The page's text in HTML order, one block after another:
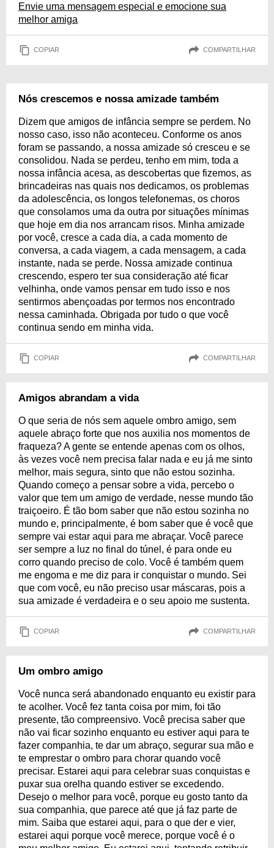
Envie uma mensagem especial e emocione sua
melhor amiga
COPIAR COMPARTILHAR
Nós crescemos e nossa amizade também
Dizem que amigos de infância sempre se perdem. No
nosso caso, isso não aconteceu. Conforme os anos
foram se passando, a nossa amizade só cresceu e se
consolidou. Nada se perdeu, tenho em mim, toda a
nossa infância acesa, as descobertas que fizemos, as
brincadeiras nas quais nos dedicamos, os problemas
da adolescência, os longos telefonemas, os choros
que consolamos uma da outra por situações mínimas
que hoje em dia nos arrancam risos. Minha amizade
por você, cresce a cada dia, a cada momento de
conversa, a cada viagem, a cada mensagem, a cada
instante, nada se perde. Nossa amizade continua
crescendo, espero ter sua consideração até ficar
velhinha, onde vamos pensar em tudo isso e nos
sentirmos abençoadas por termos nos encontrado
nessa caminhada. Obrigada por tudo o que você
continua sendo em minha vida.
COPIAR COMPARTILHAR
Amigos abrandam a vida
O que seria de nós sem aquele ombro amigo, sem
aquele abraço forte que nos auxilia nos momentos de
fraqueza? A gente se entende apenas com os olhos,
às vezes você nem precisa falar nada e eu já me sinto
melhor, mais segura, sinto que não estou sozinha.
Quando começo a pensar sobre a vida, percebo o
valor que tem um amigo de verdade, nesse mundo tão
traiçoeiro. É tão bom saber que não estou sozinha no
mundo e, principalmente, é bom saber que é você que
sempre vai estar aqui para me abraçar. Você parece
ser sempre a luz no final do túnel, é para onde eu
corro quando preciso de colo. Você é também quem
me engoma e me diz para ir conquistar o mundo. Sei
que com você, eu não preciso usar máscaras, pois a
sua amizade é verdadeira e o seu apoio me sustenta.
COPIAR COMPARTILHAR
Um ombro amigo
Você nunca será abandonado enquanto eu existir para
te acolher. Você fez tanta coisa por mim, foi tão
presente, tão compreensivo. Você precisa saber que
não vai ficar sozinho enquanto eu estiver aqui para te
fazer companhia, te dar um abraço, segurar sua mão e
te emprestar o ombro para chorar quando você
precisar. Estarei aqui para celebrar suas conquistas e
puxar sua orelha quando estiver se excedendo.
Desejo o melhor para você, porque eu gosto tanto da
sua companhia, que parece até que já faz parte de
mim. Saiba que estarei aqui, para o que der e vier,
estarei aqui porque você merece, porque você é o